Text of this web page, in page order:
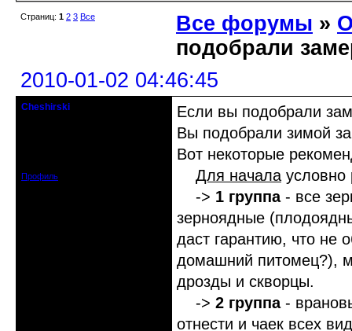
Страниц: 1 2 3 Все Все форумы »
подобрали
2010-01-02 04:46:45
Cheshirski
Профиль
Если вы подобрали
Вы подобрали зимой
Вот некоторые
Для начала условно
-> 1 группа- все
зерноядные
даст гарантию, что не
домашний питомец?),
дрозды и скворцы.
-> 2 группа-
отнести и чаек всех